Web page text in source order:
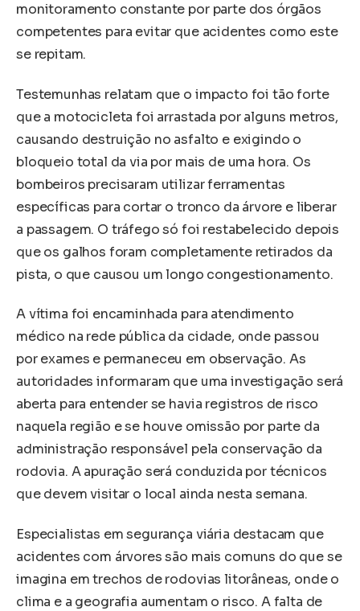
monitoramento constante por parte dos órgãos
competentes para evitar que acidentes como este
se repitam.
Testemunhas relatam que o impacto foi tão forte
que a motocicleta foi arrastada por alguns metros,
causando destruição no asfalto e exigindo o
bloqueio total da via por mais de uma hora. Os
bombeiros precisaram utilizar ferramentas
específicas para cortar o tronco da árvore e liberar
a passagem. O tráfego só foi restabelecido depois
que os galhos foram completamente retirados da
pista, o que causou um longo congestionamento.
A vítima foi encaminhada para atendimento
médico na rede pública da cidade, onde passou
por exames e permaneceu em observação. As
autoridades informaram que uma investigação será
aberta para entender se havia registros de risco
naquela região e se houve omissão por parte da
administração responsável pela conservação da
rodovia. A apuração será conduzida por técnicos
que devem visitar o local ainda nesta semana.
Especialistas em segurança viária destacam que
acidentes com árvores são mais comuns do que se
imagina em trechos de rodovias litorâneas, onde o
clima e a geografia aumentam o risco. A falta de